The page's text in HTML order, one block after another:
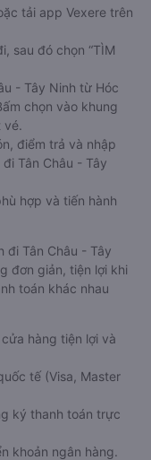
tải app Vexere trên
sau đó chọn “TÌM
- Tây Ninh từ Hóc
chọn vào khung
vé.
điểm trả và nhập
Tân Châu - Tây
hợp và tiến hành
đi Tân Châu - Tây
đơn giản, tiện lợi khi
toán khác nhau
hàng tiện lợi và
tế (Visa, Master
ký thanh toán trực
khoản ngân hàng.